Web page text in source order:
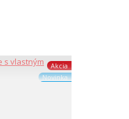
Akcia
Novinka